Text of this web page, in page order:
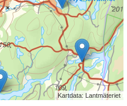
Kartdata: Lantmäteriet